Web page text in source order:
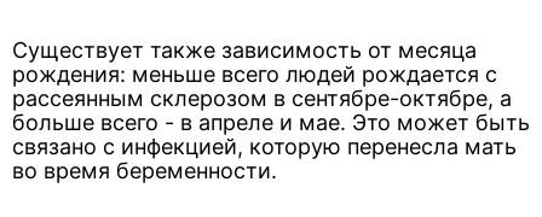
Существует также зависимость от месяца
рождения: меньше всего людей рождается с
рассеянным склерозом в сентябре-октябре, а
больше всего - в апреле и мае. Это может быть
связано с инфекцией, которую перенесла мать
во время беременности.